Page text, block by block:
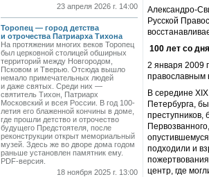
23 апреля 2026 г. 14:00
Торопец — город детства
и отрочества Патриарха Тихона
На протяжении многих веков Торопец
был церковной столицей обширных
территорий между Новгородом,
Псковом и Тверью. Отсюда вышло
немало примечательных людей
и даже святых. Среди них —
святитель Тихон, Патриарх
Московский и всея России. В год 100-
летия его блаженной кончины в доме,
где прошли детство и отрочество
будущего Предстоятеля, после
реконструкции открыт мемориальный
музей. Здесь же во дворе дома годом
раньше установлен памятник ему.
PDF-версия.
18 ноября 2025 г. 13:00
Александро-
Русской
100 лет со
2 января 2009
православным
В середине
Петербурга,
преступников,
подходили и
центр, где